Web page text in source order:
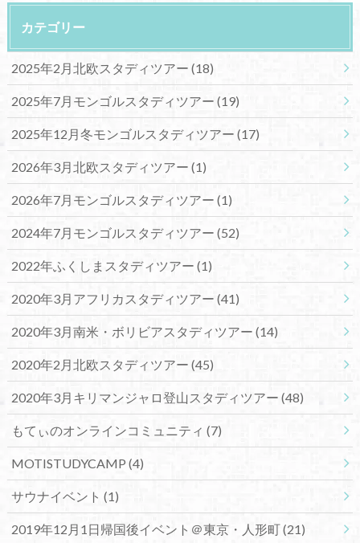
カテゴリー
2025年2月北欧スタディツアー (18)
2025年7月モンゴルスタディツアー (19)
2025年12月冬モンゴルスタディツアー (17)
2026年3月北欧スタディツアー (1)
2026年7月モンゴルスタディツアー (1)
2024年7月モンゴルスタディツアー (52)
2022年ふくしまスタディツアー (1)
2020年3月アフリカスタディツアー (41)
2020年3月南米・ボリビアスタディツアー (14)
2020年2月北欧スタディツアー (45)
2020年3月キリマンジャロ登山スタディツアー (48)
もてぃのオンラインコミュニティ (7)
MOTISTUDYCAMP (4)
サウナイベント (1)
2019年12月1日帰国後イベント＠東京・人形町(21)